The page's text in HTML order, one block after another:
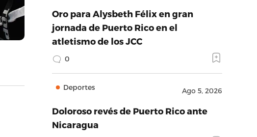
Oro para Alysbeth Félix en gran
jornada de Puerto Rico en el
atletismo de los JCC
0
Deportes Ago 5, 2026
Doloroso revés de Puerto Rico ante
Nicaragua